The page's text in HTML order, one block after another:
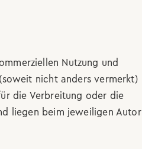
Nutzung und
nicht anders vermerkt)
die Verbreitung oder die
liegen beim jeweiligen Autor